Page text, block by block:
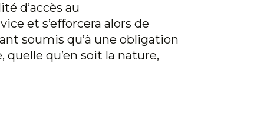
d’accès au
et s’efforcera alors de
soumis qu’à une obligation
qu’en soit la nature,